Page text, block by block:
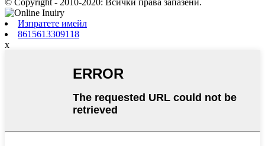
Изпратете имейл
8615613309118
x